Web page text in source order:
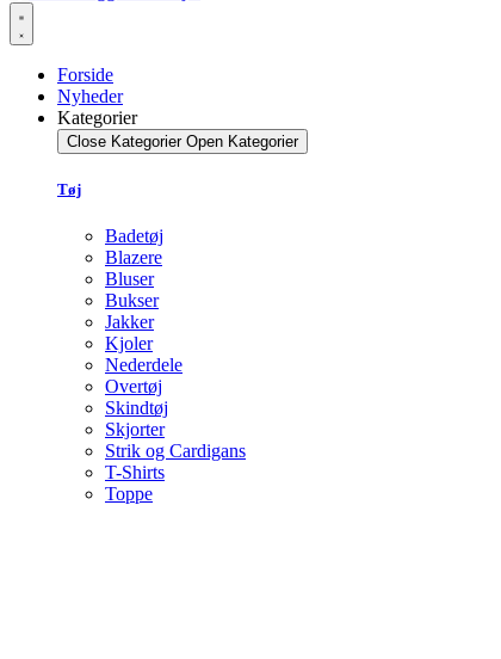
Forside
Nyheder
Kategorier
Close Kategorier Open Kategorier
Tøj
Badetøj
Blazere
Bluser
Bukser
Jakker
Kjoler
Nederdele
Overtøj
Skindtøj
Skjorter
Strik og Cardigans
T-Shirts
Toppe